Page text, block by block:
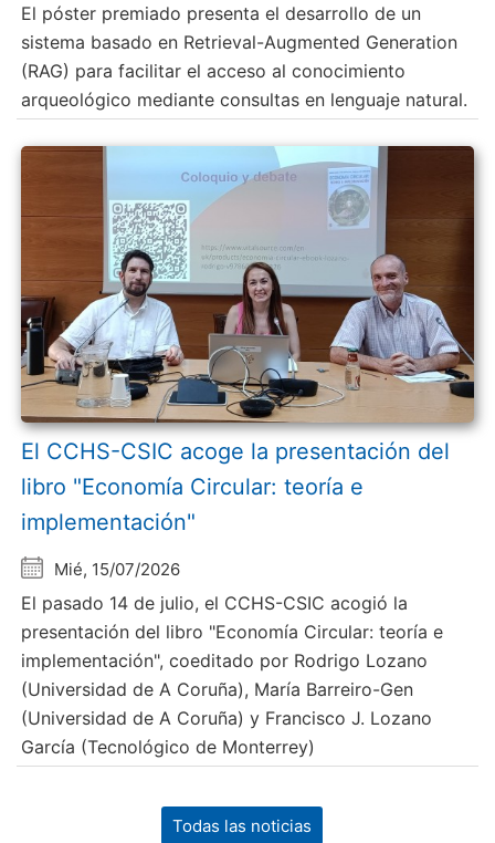
El póster premiado presenta el desarrollo de un
sistema basado en Retrieval-Augmented Generation
(RAG) para facilitar el acceso al conocimiento
arqueológico mediante consultas en lenguaje natural.
El CCHS-CSIC acoge la presentación del
libro "Economía Circular: teoría e
implementación"
Mié, 15/07/2026
El pasado 14 de julio, el CCHS-CSIC acogió la
presentación del libro "Economía Circular: teoría e
implementación", coeditado por Rodrigo Lozano
(Universidad de A Coruña), María Barreiro-Gen
(Universidad de A Coruña) y Francisco J. Lozano
García (Tecnológico de Monterrey)
Todas las noticias